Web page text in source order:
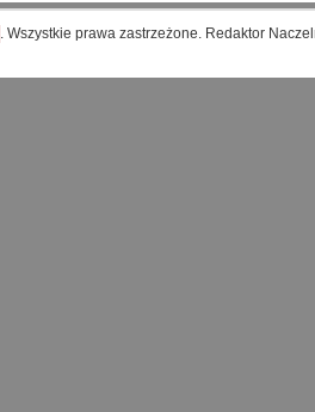
. Wszystkie prawa zastrzeżone. Redaktor